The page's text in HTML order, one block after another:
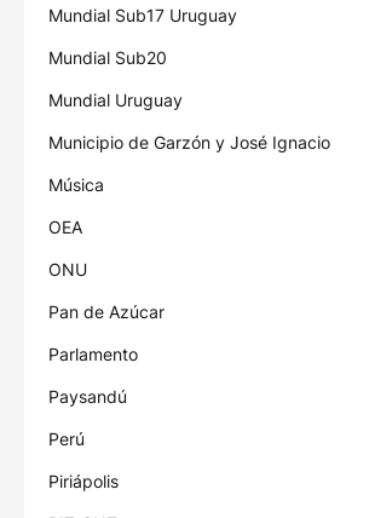
Mundial Sub17 Uruguay
Mundial Sub20
Mundial Uruguay
Municipio de Garzón y José Ignacio
Música
OEA
ONU
Pan de Azúcar
Parlamento
Paysandú
Perú
Piriápolis